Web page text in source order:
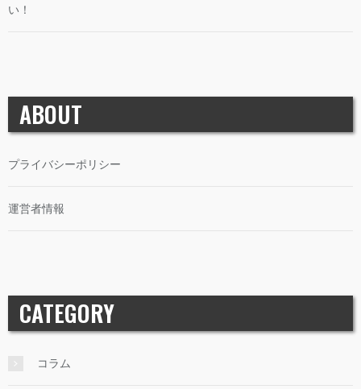
い！
ABOUT
プライバシーポリシー
運営者情報
CATEGORY
コラム